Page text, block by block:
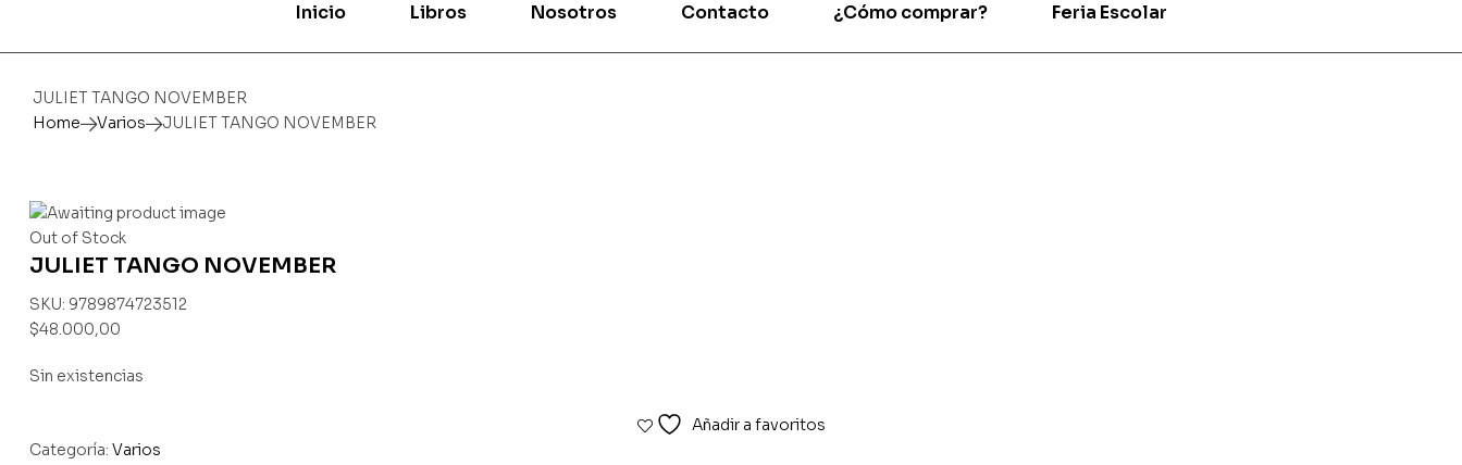
Inicio Libros Nosotros Contacto ¿Cómo comprar? Feria Escolar
JULIET TANGO NOVEMBER
Home
Varios JULIET TANGO NOVEMBER
Availability:
Out of Stock
JULIET TANGO NOVEMBER
SKU: 9789874723512
$48.000,00
Sin existencias
Añadir a favoritos
Categoría: Varios